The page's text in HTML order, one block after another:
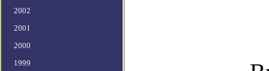
2002
2001
2000
1999